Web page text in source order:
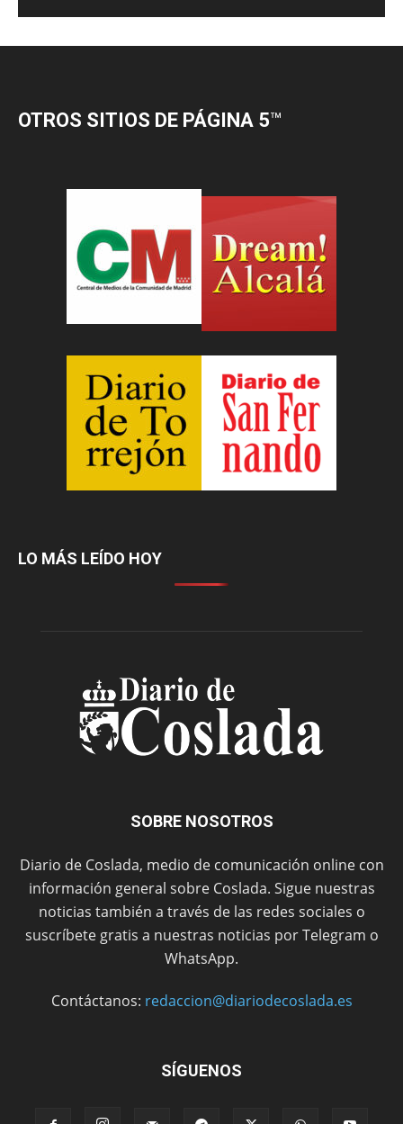
OTROS SITIOS DE PÁGINA 5™
LO MÁS LEÍDO HOY
SOBRE NOSOTROS
Diario de Coslada, medio de comunicación online con
información general sobre Coslada. Sigue nuestras
noticias también a través de las redes sociales o
suscríbete gratis a nuestras noticias por Telegram o
WhatsApp.
Contáctanos: redaccion@diariodecoslada.es
SÍGUENOS